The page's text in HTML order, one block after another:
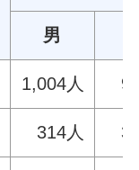
男
1,004人
314人